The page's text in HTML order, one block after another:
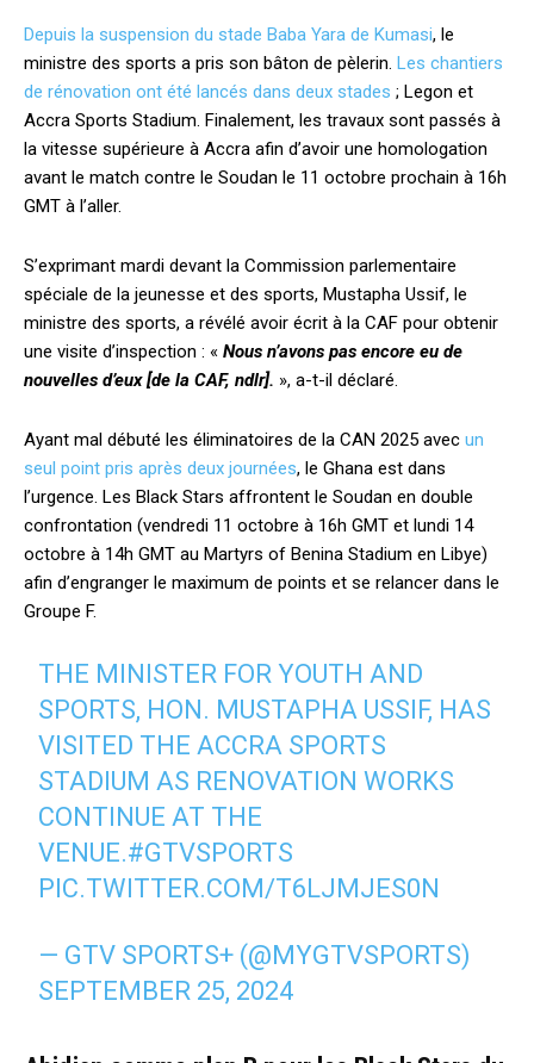
Depuis la suspension du stade Baba Yara de Kumasi, le
ministre des sports a pris son bâton de pèlerin. Les chantiers
de rénovation ont été lancés dans deux stades ; Legon et
Accra Sports Stadium. Finalement, les travaux sont passés à
la vitesse supérieure à Accra afin d’avoir une homologation
avant le match contre le Soudan le 11 octobre prochain à 16h
GMT à l’aller.
S’exprimant mardi devant la Commission parlementaire
spéciale de la jeunesse et des sports, Mustapha Ussif, le
ministre des sports, a révélé avoir écrit à la CAF pour obtenir
une visite d’inspection : « Nous n’avons pas encore eu de
nouvelles d’eux [de la CAF, ndlr]. », a-t-il déclaré.
Ayant mal débuté les éliminatoires de la CAN 2025 avec un
seul point pris après deux journées, le Ghana est dans
l’urgence. Les Black Stars affrontent le Soudan en double
confrontation (vendredi 11 octobre à 16h GMT et lundi 14
octobre à 14h GMT au Martyrs of Benina Stadium en Libye)
afin d’engranger le maximum de points et se relancer dans le
Groupe F.
THE MINISTER FOR YOUTH AND
SPORTS, HON. MUSTAPHA USSIF, HAS
VISITED THE ACCRA SPORTS
STADIUM AS RENOVATION WORKS
CONTINUE AT THE
VENUE.#GTVSPORTS
PIC.TWITTER.COM/T6LJMJES0N
— GTV SPORTS+ (@MYGTVSPORTS)
SEPTEMBER 25, 2024